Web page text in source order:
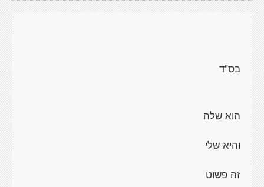
בס"ד
הוא שלה
והיא שלי
זה פשוט